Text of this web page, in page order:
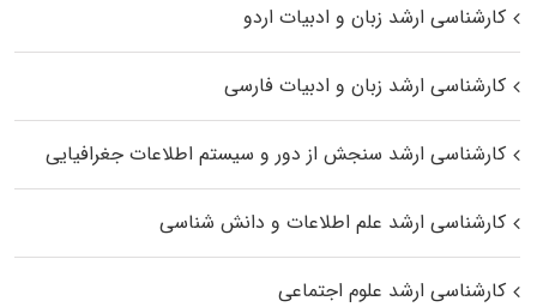
کارشناسی ارشد زبان و ادبیات اردو
کارشناسی ارشد زبان و ادبیات فارسی
کارشناسی ارشد سنجش از دور و سیستم اطلاعات جغرافیایی
کارشناسی ارشد علم اطلاعات و دانش شناسی
کارشناسی ارشد علوم اجتماعی